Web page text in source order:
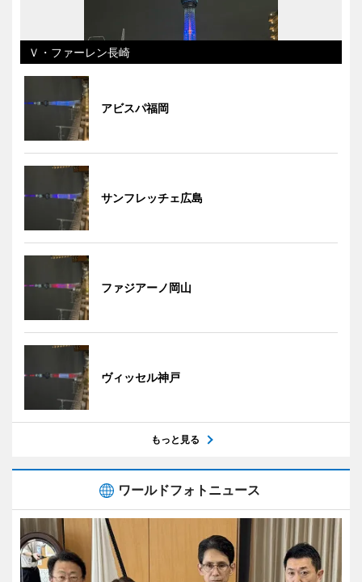
Ｖ・ファーレン長崎
アビスパ福岡
サンフレッチェ広島
ファジアーノ岡山
ヴィッセル神戸
もっと見る
ワールドフォトニュース